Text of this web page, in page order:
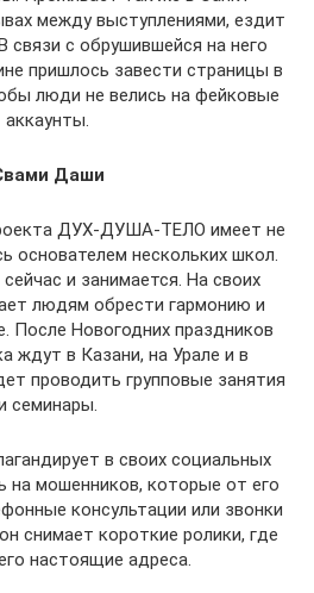
между выступлениями, ездит
с обрушившейся на него
пришлось завести страницы в
люди не велись на фейковые
аккаунты.
Даши
ДУХ-ДУША-ТЕЛО имеет не
основателем нескольких школ.
и занимается. На своих
людям обрести гармонию и
После Новогодних праздников
ждут в Казани, на Урале и в
проводить групповые занятия
семинары.
в своих социальных
на мошенников, которые от его
консультации или звонки
снимает короткие ролики, где
настоящие адреса.